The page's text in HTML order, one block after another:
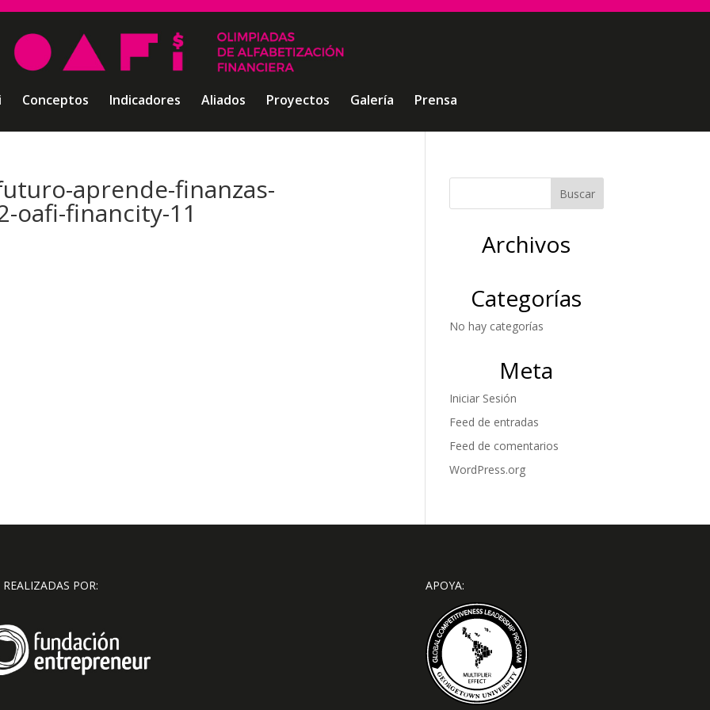
Conceptos Indicadores Aliados Proyectos Galería Prensa
aprende-finanzas-
oafi-financity-11
Archivos
Categorías
No hay categorías
Meta
Iniciar Sesión
Feed de entradas
Feed de comentarios
WordPress.org
POR: APOYA: